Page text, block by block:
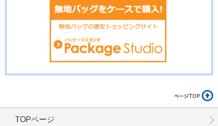
No.17-092 No.17-091
No.17-090
TOPページ